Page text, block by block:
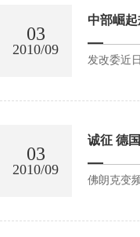
03
2010/09
中部崛
发改委近
03
2010/09
诚征 德
佛朗克变